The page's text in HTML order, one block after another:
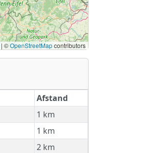
| ©OpenStreetMapcontributors
Afstand
1 km
1 km
2 km